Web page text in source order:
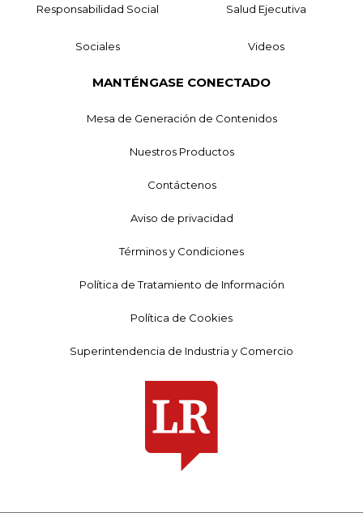
Responsabilidad Social Salud Ejecutiva
Sociales Videos
MANTÉNGASE CONECTADO
Mesa de Generación de Contenidos
Nuestros Productos
Contáctenos
Aviso de privacidad
Términos y Condiciones
Política de Tratamiento de Información
Política de Cookies
Superintendencia de Industria y Comercio